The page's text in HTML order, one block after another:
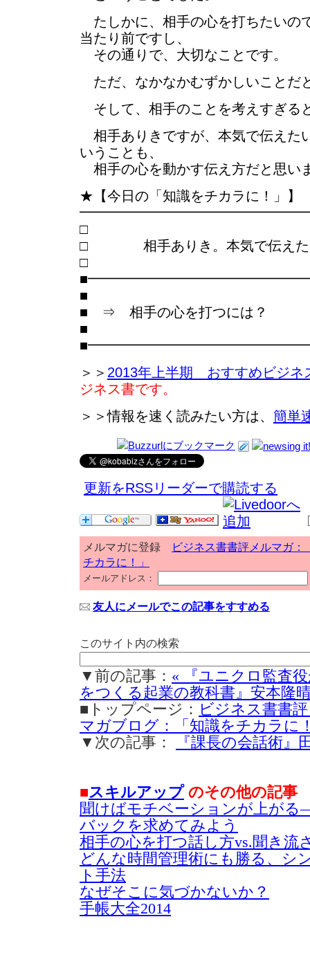
たしかに、相手の心を打ちたいの
当たり前ですし、
その通りで、大切なことです。
ただ、なかなかむずかしいことだ
そして、相手のことを考えすぎる
相手ありきですが、本気で伝えた
いうことも、
相手の心を動かす伝え方だと思い
★【今日の「知識をチカラに！」】
□ 相手ありき。本気で伝えたい
■
■ ⇒ 相手の心を打つには？
■
＞＞ 2013年上半期 おすすめビジネ
ジネス書です。
＞＞情報を速く読みたい方は、 簡単
更新をRSSリーダーで購読する
メルマガに登録
ビジネス書書評メルマガ：
チカラに！」
メールアドレス：
友人にメールでこの記事をすすめる
このサイト内の検索
▼前の記事： « 『ユニクロ監査
をつくる起業の教科書』安本隆
■トップページ： ビジネス書書
マガブログ：「知識をチカラに
▼次の記事：
『課長の会話術』
■スキルアップのその他の記事
聞けばモチベーションが上が
バックを求めてみよう
相手の心を打つ話し方vs.聞き流
どんな時間管理術にも勝る、シ
ト手法
なぜそこに気づかないか？
手帳大全2014